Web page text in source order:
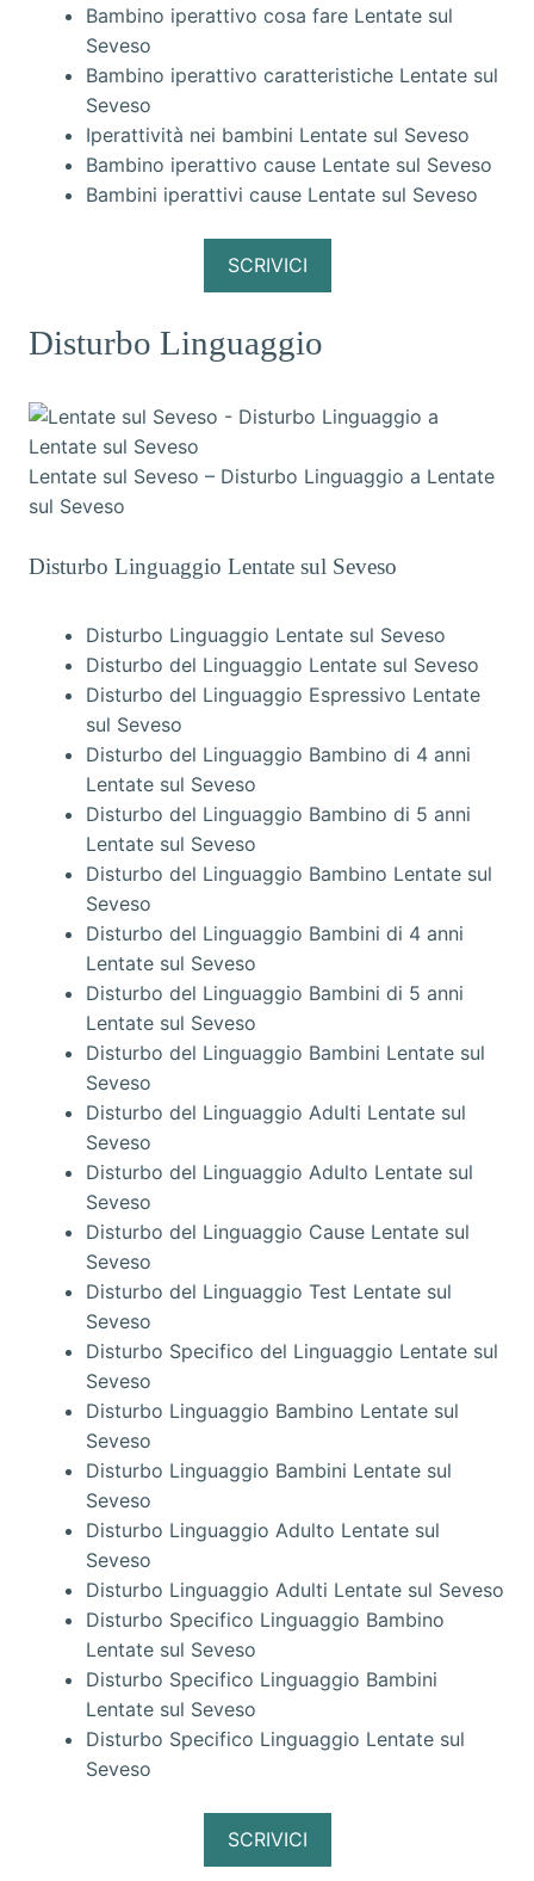
Bambino iperattivo cosa fare Lentate sul
Seveso
Bambino iperattivo caratteristiche Lentate sul
Seveso
Iperattività nei bambini Lentate sul Seveso
Bambino iperattivo cause Lentate sul Seveso
Bambini iperattivi cause Lentate sul Seveso
SCRIVICI
Disturbo Linguaggio
Lentate sul Seveso – Disturbo Linguaggio a Lentate
sul Seveso
Disturbo Linguaggio Lentate sul Seveso
Disturbo Linguaggio Lentate sul Seveso
Disturbo del Linguaggio Lentate sul Seveso
Disturbo del Linguaggio Espressivo Lentate
sul Seveso
Disturbo del Linguaggio Bambino di 4 anni
Lentate sul Seveso
Disturbo del Linguaggio Bambino di 5 anni
Lentate sul Seveso
Disturbo del Linguaggio Bambino Lentate sul
Seveso
Disturbo del Linguaggio Bambini di 4 anni
Lentate sul Seveso
Disturbo del Linguaggio Bambini di 5 anni
Lentate sul Seveso
Disturbo del Linguaggio Bambini Lentate sul
Seveso
Disturbo del Linguaggio Adulti Lentate sul
Seveso
Disturbo del Linguaggio Adulto Lentate sul
Seveso
Disturbo del Linguaggio Cause Lentate sul
Seveso
Disturbo del Linguaggio Test Lentate sul
Seveso
Disturbo Specifico del Linguaggio Lentate sul
Seveso
Disturbo Linguaggio Bambino Lentate sul
Seveso
Disturbo Linguaggio Bambini Lentate sul
Seveso
Disturbo Linguaggio Adulto Lentate sul
Seveso
Disturbo Linguaggio Adulti Lentate sul Seveso
Disturbo Specifico Linguaggio Bambino
Lentate sul Seveso
Disturbo Specifico Linguaggio Bambini
Lentate sul Seveso
Disturbo Specifico Linguaggio Lentate sul
Seveso
SCRIVICI